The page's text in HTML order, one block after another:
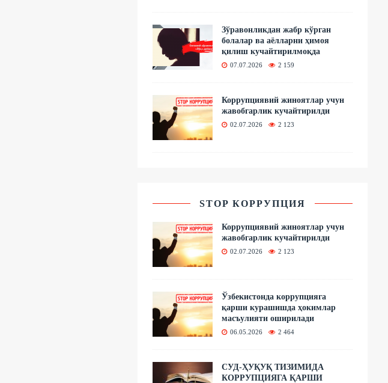
Зўравонликдан жабр кўрган
болалар ва аёлларни ҳимоя
қилиш кучайтирилмоқда
07.07.2026 2 159
Коррупциявий жиноятлар учун
жавобгарлик кучайтирилди
02.07.2026 2 123
STOP КОРРУПЦИЯ
Коррупциявий жиноятлар учун
жавобгарлик кучайтирилди
02.07.2026 2 123
Ўзбекистонда коррупцияга
қарши курашишда ҳокимлар
масъулияти оширилади
06.05.2026 2 464
СУД-ҲУҚУҚ ТИЗИМИДА
КОРРУПЦИЯГА ҚАРШИ